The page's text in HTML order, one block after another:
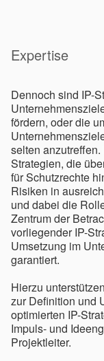
Expertise
Dennoch sind IP-
fördern, oder die
selten
Strategien, die
für Schutzrechte
Risiken in
und dabei die
Zentrum der
vorliegender IP-
Umsetzung im
garantiert.
Hierzu
zur Definition und
optimierten IP-
Impuls- und
Projektleiter.